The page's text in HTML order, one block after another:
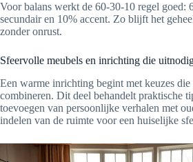
Voor balans werkt de 60-30-10 regel goed:
secundair en 10% accent. Zo blijft het
zonder onrust.
Sfeervolle meubels en inrichting die
Een warme inrichting begint met keuzes
combineren. Dit deel behandelt praktische
toevoegen van persoonlijke verhalen met
indelen van de ruimte voor een huiselijke